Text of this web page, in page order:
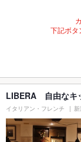
下記ボタ
LIBERA 自由なキ
イタリアン・フレンチ 新